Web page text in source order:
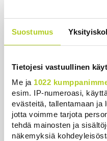
Suostumus
Tietojesi vastuullinen
Me ja 1022
esim. IP-numeroasi,
evästeitä, tallentamaan ja
jotta voimme tarjota
tehdä mainosten ja
näkemyksiä
Järjestöt vastustavat
poliisi vetoaa
Uutiset | 7.8.2026 15:51
sikaruton
Uutiset | 7.8.2026 14:57
Somejättejä vaaditaan
aiheuttamisesta
Uutiset | 7.8.2026 14:30